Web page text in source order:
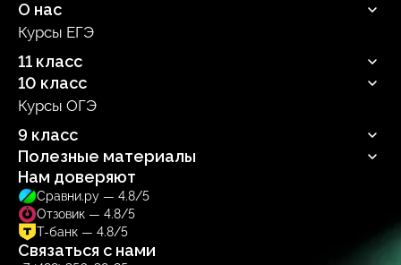
О нас
Продюсерский центр
Курсы ЕГЭ
11 класс
Русский язык
Профильная математика
Обществознание
Биология
10 класс
Русский язык
Профильная математика
Информатика
Обществознание
Биология
Курсы ОГЭ
9 класс
Русский язык
Полезные материалы
Блог
Учебник
Тренажер
Нам доверяют
Сравни.ру — 4.8/5
Отзовик — 4.8/5
Т-банк — 4.8/5
Связаться с нами